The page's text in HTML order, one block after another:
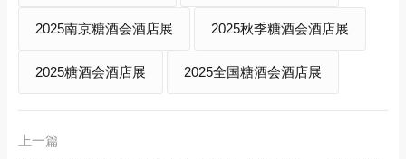
2025南京糖酒会酒店展 2025秋季糖酒会酒店展
2025糖酒会酒店展 2025全国糖酒会酒店展
上一篇